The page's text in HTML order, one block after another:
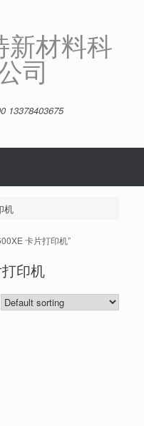
新材料科
司
13378403675
机
卡片打印机”
印机